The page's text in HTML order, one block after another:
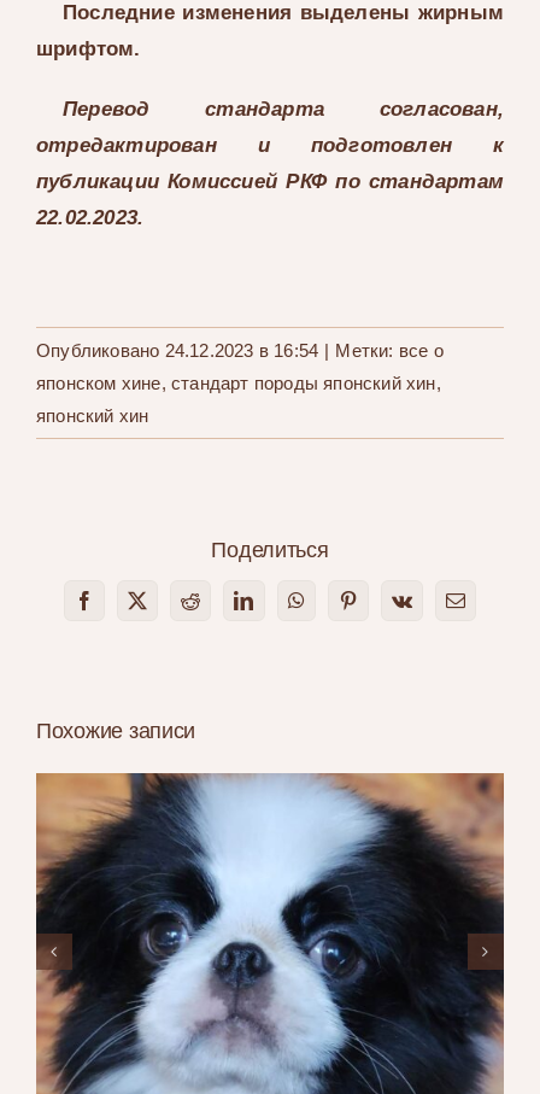
Последние изменения выделены жирным
шрифтом.
Перевод стандарта согласован,
отредактирован и подготовлен к
публикации Комиссией РКФ по стандартам
22.02.2023.
Опубликовано 24.12.2023 в 16:54 | Метки: все о
японском хине,стандарт породы японский хин,
японский хин
Поделиться
Facebook
X RedditLinkedInWhatsAppPinterest
Vk Email
Похожие записи
Stail Aikemuno Aurus Komendant